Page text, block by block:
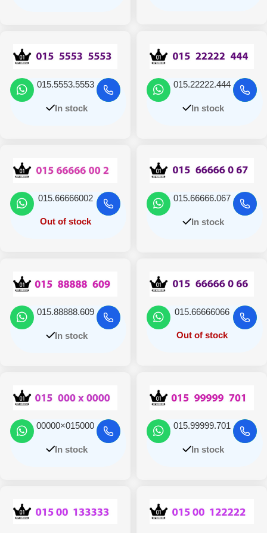
015.22222.444
In stock
015.5553.5553
In stock
015.66666.067
In stock
015.66666002
Out of stock
015.66666066
Out of stock
015.88888.609
In stock
015.99999.701
In stock
015000×00000
In stock